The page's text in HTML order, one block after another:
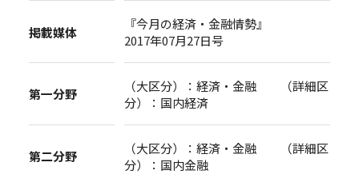
掲載媒体
『今月の経済・金融情勢』
2017年07月27日号
第一分野
（大区分）：経済・金融 （詳細区
分）：国内経済
第二分野
（大区分）：経済・金融 （詳細区
分）：国内金融